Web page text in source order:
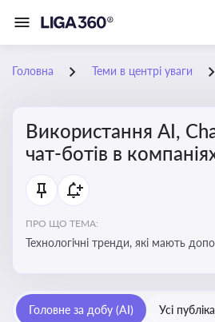
Головна Теми в центрі уваги
Використання AI,
чат-ботів в
ПРО ЩО ТЕМА:
Технологічні тренди, які мають
ефективність і знизити витрати
Головне за добу (AI) Усі